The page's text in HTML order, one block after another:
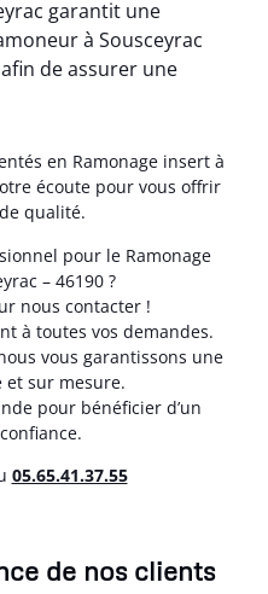
garantit une
à Sousceyrac
de assurer une
en Ramonage insert à
écoute pour vous offrir
qualité.
pour le Ramonage
– 46190 ?
nous contacter !
à toutes vos demandes.
vous garantissons une
sur mesure.
pour bénéficier d’un
05.65.41.37.55
de nos clients